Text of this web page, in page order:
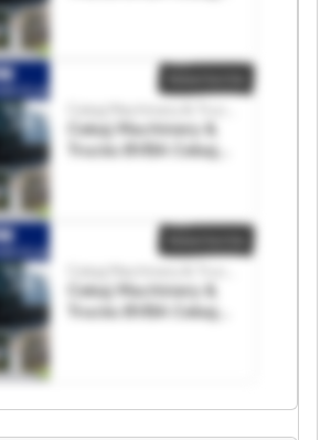
Cekaj Machinery &
Trucks BVBA Cekaj
Cekaj Machinery &
Trucks BVBA Cekaj